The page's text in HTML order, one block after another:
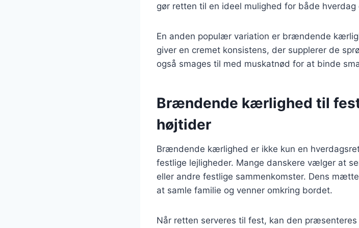
gør retten til en ideel mulighed for både hverdag
En anden populær variation er brændende
giver en cremet konsistens, der supplerer de
også smages til med muskatnød for at binde
Brændende kærlighed til
højtider
Brændende kærlighed er ikke kun en
festlige lejligheder. Mange danskere vælger at
eller andre festlige sammenkomster. Dens
at samle familie og venner omkring bordet.
Når retten serveres til fest, kan den